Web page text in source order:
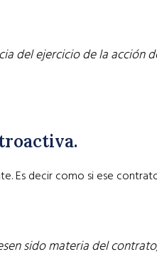
del ejercicio de la acción
Es decir como si ese
sido materia del